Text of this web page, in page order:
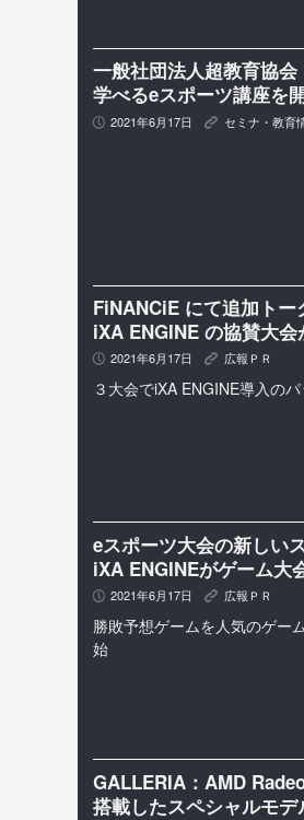
⼀般社団法人超教育協
学べるeスポーツ講座を
P 2021年6月17日 K セミナ・教育
FiNANCiE にて追加ト
iXA ENGINE の協賛大会
P 2021年6月17日 K 広報ＰＲ
３大会でiXA ENGINE導入の
eスポーツ大会の新しい
iXA ENGINEがゲーム大
P 2021年6月17日 K 広報ＰＲ
勝敗予想ゲームを人気のゲー
始
GALLERIA：AMD
搭載したスペシャルモデ